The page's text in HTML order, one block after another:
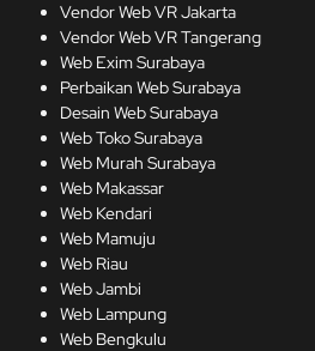
Vendor Web VR Jakarta
Vendor Web VR Tangerang
Web Exim Surabaya
Perbaikan Web Surabaya
Desain Web Surabaya
Web Toko Surabaya
Web Murah Surabaya
Web Makassar
Web Kendari
Web Mamuju
Web Riau
Web Jambi
Web Lampung
Web Bengkulu